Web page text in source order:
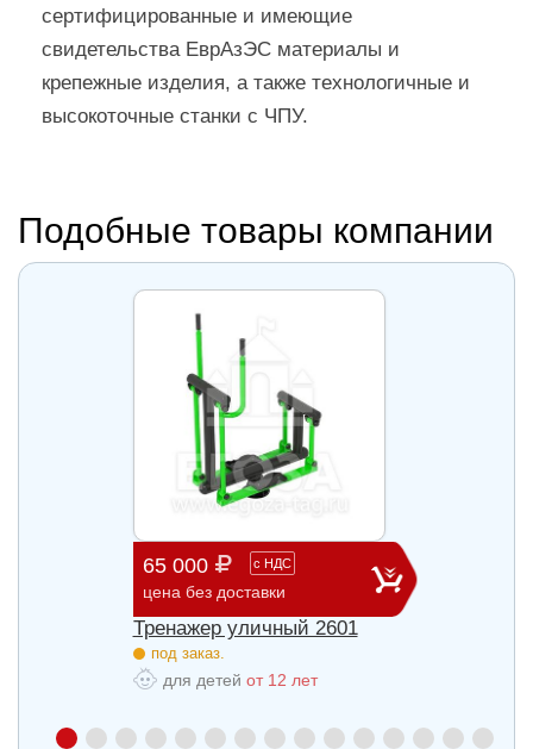
сертифицированные и имеющие
свидетельства ЕврАзЭС материалы и
крепежные изделия, а также технологичные и
высокоточные станки с ЧПУ.
Подобные товары компании
65 000 с НДС
цена без доставки
Тренажер уличный 2601
под заказ.
для детей от 12 лет